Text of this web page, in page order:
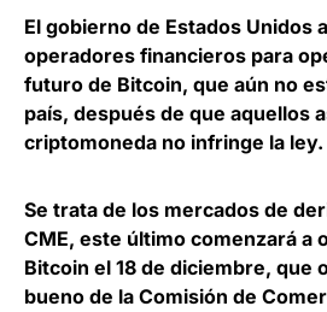
El gobierno de Estados Unidos
operadores financieros para
futuro de Bitcoin, que aún no
país, después de que aquellos
criptomoneda no infringe la ley.
Se trata de los mercados de
CME, este último comenzará a
Bitcoin el 18 de diciembre, que
bueno de la Comisión de